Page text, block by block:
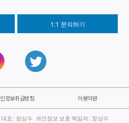
1:1 문의하기
정보취급방침 이용약관
표 : 장상수 개인정보 보호 책임자 : 장상수